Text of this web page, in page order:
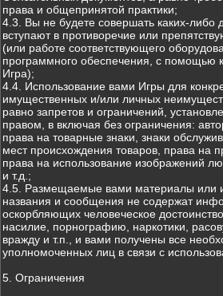
права и общепринятой практики;
4.3. Вы не будете совершать каких-либо
вступают в противоречие или
(или работе соответствующего
программного обеспечения, с помощью
Игра);
4.4. Использование вами Игры для
имущественных и/или личных
равно запретов и ограничений,
правом, в включая без ограничения:
права на товарные знаки, знаки
мест происхождения товаров, права на
права на использование изображений
и т.д.;
4.5. Размещаемые вами материалы или
названия и сообщения не содержат
оскорбляющих человеческое
насилие, порнографию, наркотики,
вражду и т.п., и вами получены все
уполномоченных лиц в связи с
5. Ограничения